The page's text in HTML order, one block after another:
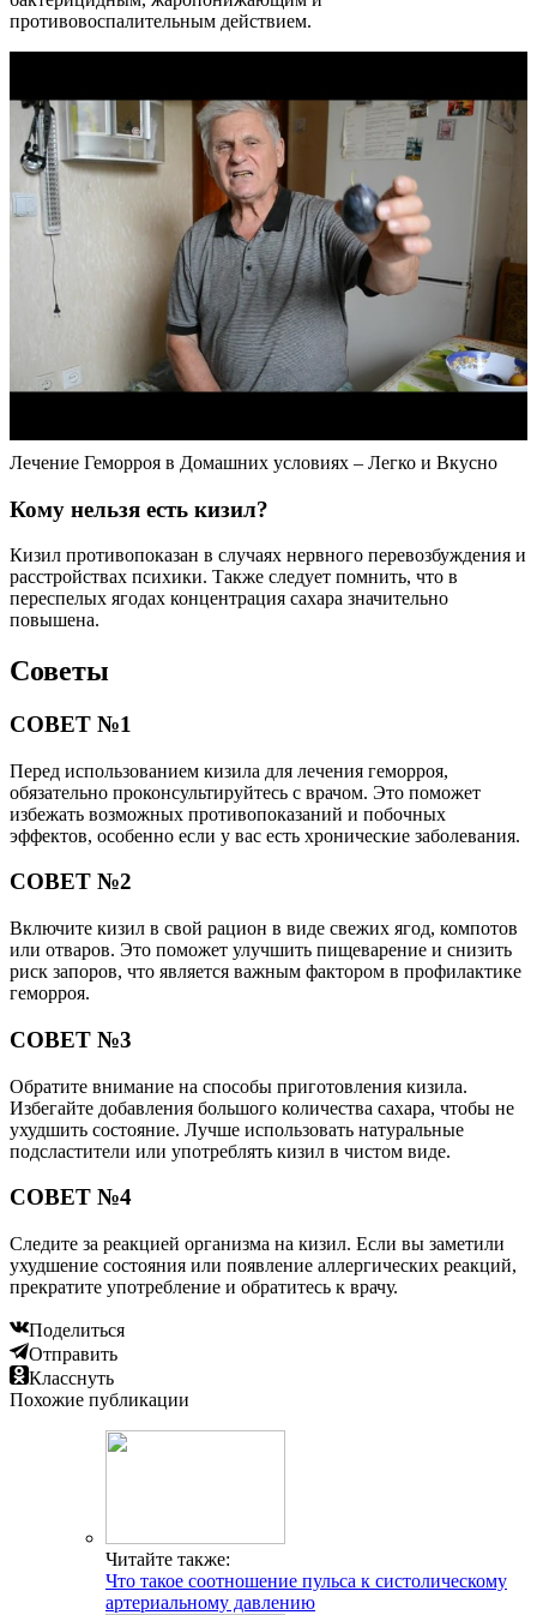
противовоспалительным действием.
Лечение Геморроя в Домашних условиях – Легко и Вкусно
Кому нельзя есть кизил?
Кизил противопоказан в случаях нервного перевозбуждения и
расстройствах психики. Также следует помнить, что в
переспелых ягодах концентрация сахара значительно
повышена.
Советы
СОВЕТ №1
Перед использованием кизила для лечения геморроя,
обязательно проконсультируйтесь с врачом. Это поможет
избежать возможных противопоказаний и побочных
эффектов, особенно если у вас есть хронические заболевания.
СОВЕТ №2
Включите кизил в свой рацион в виде свежих ягод, компотов
или отваров. Это поможет улучшить пищеварение и снизить
риск запоров, что является важным фактором в профилактике
геморроя.
СОВЕТ №3
Обратите внимание на способы приготовления кизила.
Избегайте добавления большого количества сахара, чтобы не
ухудшить состояние. Лучше использовать натуральные
подсластители или употреблять кизил в чистом виде.
СОВЕТ №4
Следите за реакцией организма на кизил. Если вы заметили
ухудшение состояния или появление аллергических реакций,
прекратите употребление и обратитесь к врачу.
Поделиться
Отправить
Класснуть
Похожие публикации
Читайте также:
Что такое соотношение пульса к систолическому
артериальному давлению